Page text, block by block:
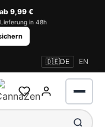
9,99 €
in 48h
🇩🇪DE EN